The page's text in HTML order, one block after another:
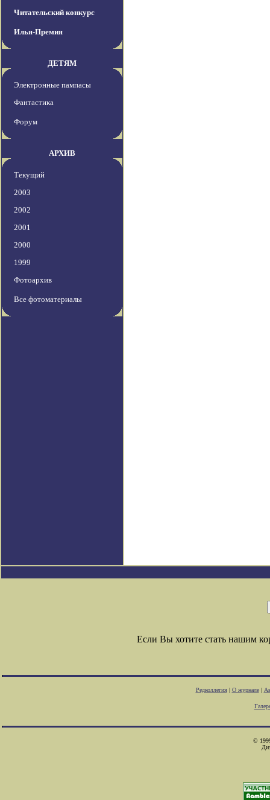
Читательский конкурс
Илья-Премия
ДЕТЯМ
Электронные пампасы
Фантастика
Форум
АРХИВ
Текущий
2003
2002
2001
2000
1999
Фотоархив
Все фотоматериалы
Если Вы хотите стать нашим
Редколлегия| О журнале|
©